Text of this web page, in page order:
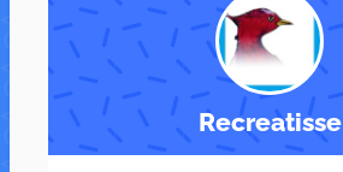
Recreatisse